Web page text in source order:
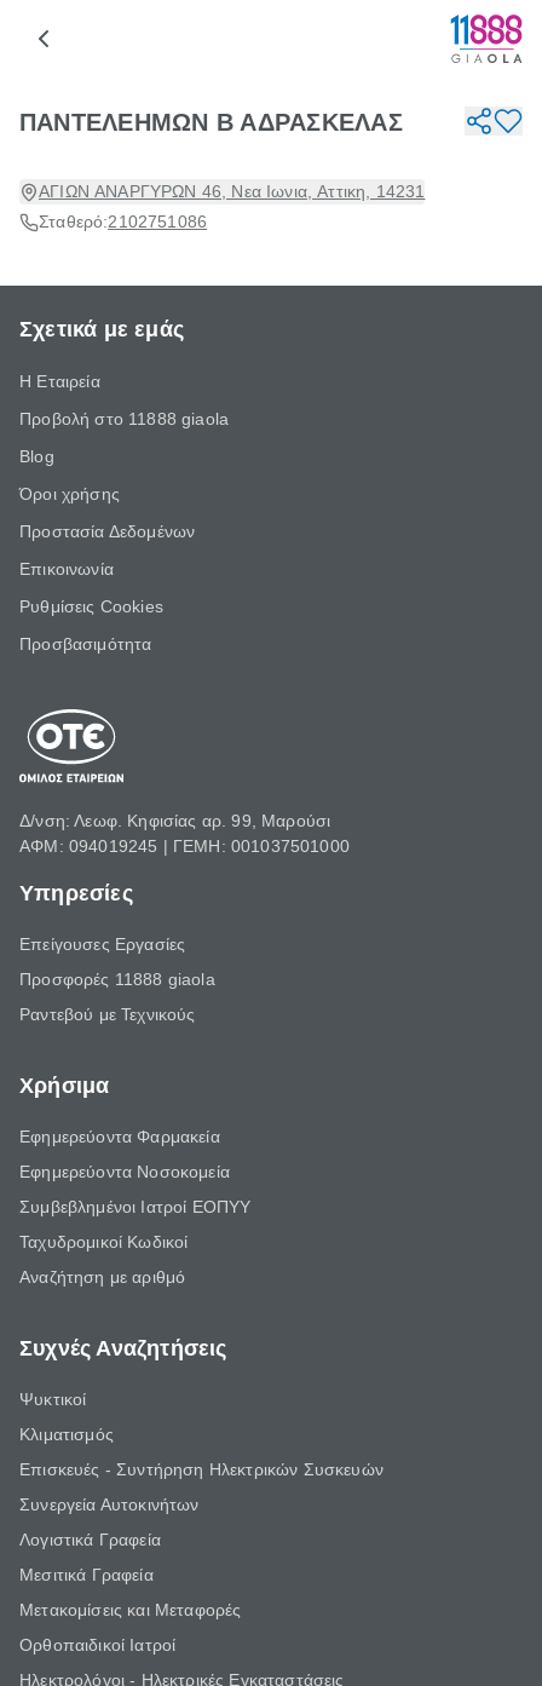
ΠΑΝΤΕΛΕΗΜΩΝ Β ΑΔΡΑΣΚΕΛΑΣ
ΑΓΙΩΝ ΑΝΑΡΓΥΡΩΝ 46, Νεα Ιωνια, Αττικη, 14231
Σταθερό:2102751086
Σχετικά με εμάς
Η Εταιρεία
Προβολή στο 11888 giaola
Blog
Όροι χρήσης
Προστασία Δεδομένων
Επικοινωνία
Ρυθμίσεις Cookies
Προσβασιμότητα
Δ/νση: Λεωφ. Κηφισίας αρ. 99, Μαρούσι
ΑΦΜ: 094019245 | ΓΕΜΗ: 001037501000
Υπηρεσίες
Επείγουσες Εργασίες
Προσφορές 11888 giaola
Ραντεβού με Τεχνικούς
Χρήσιμα
Εφημερεύοντα Φαρμακεία
Εφημερεύοντα Νοσοκομεία
Συμβεβλημένοι Ιατροί ΕΟΠΥΥ
Ταχυδρομικοί Κωδικοί
Αναζήτηση με αριθμό
Συχνές Αναζητήσεις
Ψυκτικοί
Κλιματισμός
Επισκευές - Συντήρηση Ηλεκτρικών Συσκευών
Συνεργεία Αυτοκινήτων
Λογιστικά Γραφεία
Μεσιτικά Γραφεία
Μετακομίσεις και Μεταφορές
Ορθοπαιδικοί Ιατροί
Ηλεκτρολόγοι - Ηλεκτρικές Εγκαταστάσεις